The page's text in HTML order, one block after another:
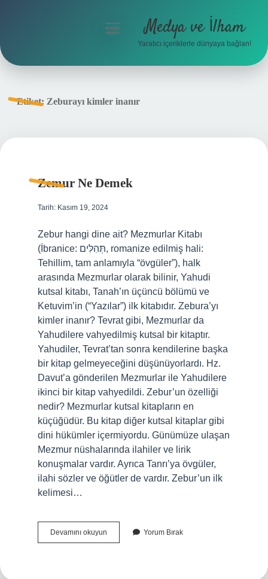
menüyü
Medya ve İlham
Yaratıcı içeriklerle dünyaya bağlan!
Etiket: Zeburayı kimler inanır
Zemur Ne Demek
Tarih: Kasım 19, 2024
Zebur hangi dine ait? Mezmurlar Kitabı
(İbranice: תְּהִלִּים‎, romanize edilmiş hali:
Tehillim, tam anlamıyla “övgüler”), halk
arasında Mezmurlar olarak bilinir, Yahudi
kutsal kitabı, Tanah’ın üçüncü bölümü ve
Ketuvim’in (“Yazılar”) ilk kitabıdır. Zebura’yı
kimler inanır? Tevrat gibi, Mezmurlar da
Yahudilere vahyedilmiş kutsal bir kitaptır.
Yahudiler, Tevrat’tan sonra kendilerine başka
bir kitap gelmeyeceğini düşünüyorlardı. Hz.
Davut’a gönderilen Mezmurlar ile Yahudilere
ikinci bir kitap vahyedildi. Zebur’un özelliği
nedir? Mezmurlar kutsal kitapların en
küçüğüdür. Bu kitap diğer kutsal kitaplar gibi
dini hükümler içermiyordu. Günümüze ulaşan
Mezmur nüshalarında ilahiler ve lirik
konuşmalar vardır. Ayrıca Tanrı’ya övgüler,
ilahi sözler ve öğütler de vardır. Zebur’un ilk
kelimesi…
Devamını okuyun
Ne
Yorum Bırak